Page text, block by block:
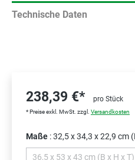
Technische Daten
238,39 €* pro Stück
* Preise exkl. MwSt. zzgl. Versandkosten
Maße : 32,5 x 34,3 x 22,9 cm
36,5 x 53 x 43 cm (B x H x T)